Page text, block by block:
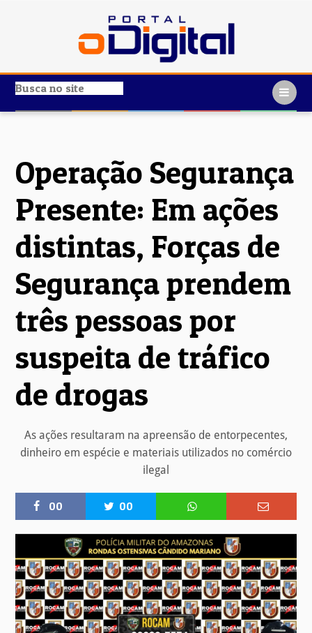
Operação Segurança
Presente: Em ações
distintas, Forças de
Segurança prendem
três pessoas por
suspeita de tráfico
de drogas
As ações resultaram na apreensão de entorpecentes,
dinheiro em espécie e materiais utilizados no comércio
ilegal
00 00